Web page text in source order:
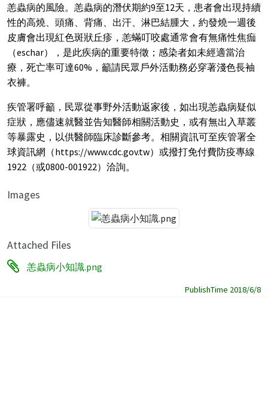
恙蟲病的風險。恙蟲病的潛伏期約9至12天，患者會出現持續
性的高燒、頭痛、背痛、出汗、淋巴結腫大，約發燒一週後
皮膚會出現紅色斑狀丘疹，恙蟎叮咬處通常會有無痛性焦痂
（eschar），是此疾病的重要特徵；感染者如未經適當治
療，死亡率可達60%，籲請民眾戶外活動務必穿著淺色長袖
衣褲。
疾管署呼籲，民眾從事野外活動返家後，如出現恙蟲病疑似
症狀，應儘速就醫並告知醫師相關活動史，或有無出入草叢
等暴露史，以供醫師臨床診斷參考。相關資訊可至疾管署全
球資訊網（https://www.cdc.gov.tw）或撥打免付費防疫專線
1922（或0800-001922）洽詢。
Images
Attached Files
恙蟲病小知識.png
PublishTime 2018/6/8